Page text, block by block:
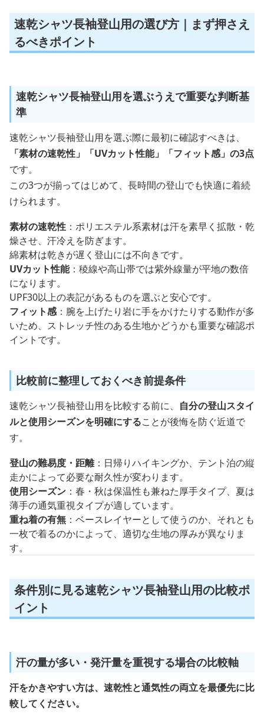
速乾シャツ長袖登山用の選び方｜まず押さえ
るべきポイント
速乾シャツ長袖登山用を選ぶうえで重要な判断基
準
速乾シャツ長袖登山用を選ぶ際に最初に確認すべきは、
「素材の速乾性」「UVカット性能」「フィット感」の3点
です。
この3つが揃ってはじめて、長時間の登山でも快適に着続
けられます。
素材の速乾性 ：ポリエステル系素材は汗を素早く拡散・乾
燥させ、汗冷えを防ぎます。
綿素材は乾きが遅く登山には不向きです。
UVカット性能：稜線や高山帯では紫外線量が平地の数倍
になります。
UPF30以上の表記があるものを選ぶと安心です。
フィット感：腕を上げたり岩に手をかけたりする動作が多
いため、ストレッチ性のある生地かどうかも重要な確認ポ
イントです。
比較前に整理しておくべき前提条件
速乾シャツ長袖登山用を比較する前に、 自分の登山スタイ
ルと使用シーズンを明確にすることが後悔を防ぐ近道で
す。
登山の難易度・距離：日帰りハイキングか、テント泊の縦
走かによって必要な耐久性が変わります。
使用シーズン ：春・秋は保温性も兼ねた厚手タイプ、夏は
薄手の通気重視タイプが適しています。
重ね着の有無 ：ベースレイヤーとして使うのか、それとも
一枚で着るのかによって、適切な生地の厚みが異なりま
す。
条件別に見る速乾シャツ長袖登山用の比較ポ
イント
汗の量が多い・発汗量を重視する場合の比較軸
汗をかきやすい方は、速乾性と通気性の両立を最優先に比
較してください。